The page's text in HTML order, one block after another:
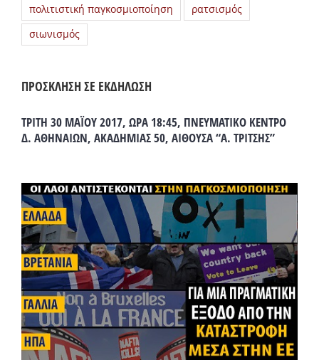
πολιτιστική παγκοσμιοποίηση
ρατσισμός
σιωνισμός
ΠΡΟΣΚΛΗΣΗ ΣΕ ΕΚΔΗΛΩΣΗ
ΤΡΙΤΗ 30 ΜΑΪΟΥ 2017, ΩΡΑ 18:45, ΠΝΕΥΜΑΤΙΚΟ ΚΕΝΤΡΟ
Δ. ΑΘΗΝΑΙΩΝ, ΑΚΑΔΗΜΙΑΣ 50, ΑΙΘΟΥΣΑ “Α. ΤΡΙΤΣΗΣ”